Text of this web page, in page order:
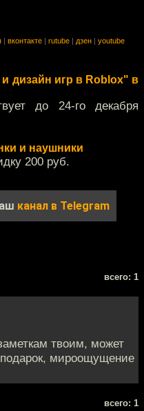
вконтакте rutube дзен youtube
дизайн игр в Roblox" в
до 24-го декабря
и наушники
200 руб.
канал в Telegram
всего: 1
твоим, может
мироощущение
всего: 1